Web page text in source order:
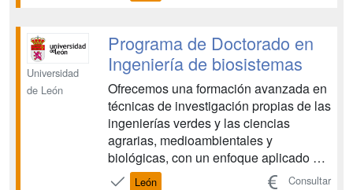
Universidad
de León
Programa de Doctorado en
Ingeniería de biosistemas
Ofrecemos una formación avanzada en
técnicas de investigación propias de las
ingenierías verdes y las ciencias
agrarias, medioambientales y
biológicas, con un enfoque aplicado al
desarrollo y la innovación....
León Consultar